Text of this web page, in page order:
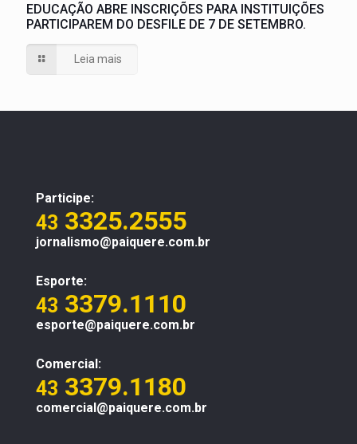
EDUCAÇÃO ABRE INSCRIÇÕES PARA INSTITUIÇÕES
PARTICIPAREM DO DESFILE DE 7 DE SETEMBRO.
Leia mais
Participe:
43 3325.2555
jornalismo@paiquere.com.br
Esporte:
43 3379.1110
esporte@paiquere.com.br
Comercial:
43 3379.1180
comercial@paiquere.com.br